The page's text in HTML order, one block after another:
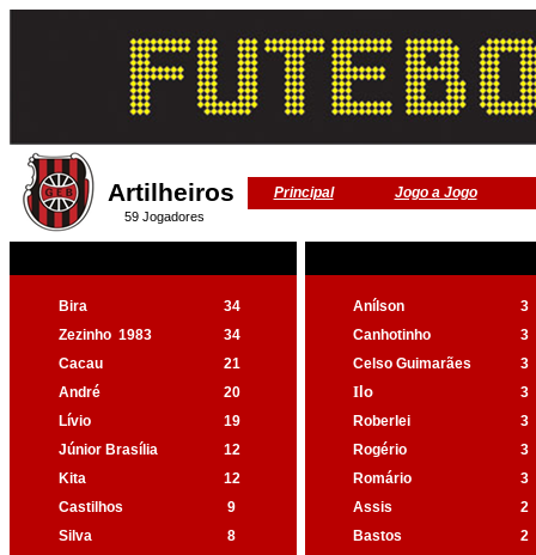
Artilheiros Principal Jogo a Jogo
59 Jogadores
Bira 34 Anílson
3
Zezinho 1983 34 Canhotinho
3
Cacau
21 Celso Guimarães
3
André
20 I lo
3
Lívio
19 Roberlei
3
Júnior Brasília
12 Rogério
3
Kita
12 Romário
3
Castilhos
9 Assis
2
Silva
8 Bastos
2